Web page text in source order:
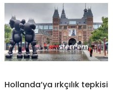
Hollanda’ya ırkçılık tepkisi